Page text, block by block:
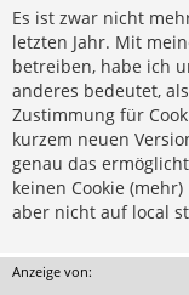
r
a
g
Es ist zwar nicht
letzten Jahr. Mit
betreiben, habe ich
anderes bedeutet,
Zustimmung für
kurzem neuen
genau das
keinen Cookie
aber nicht auf local
Anzeige von: